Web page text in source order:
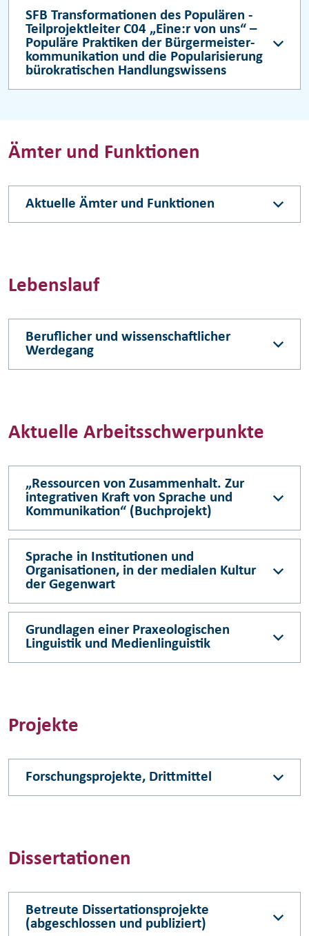
SFB Transformationen des Populären -
Teilprojektleiter C04 „Eine:r von uns“ –
Popu­läre Prak­ti­ken der Bürger­meis­ter­
kom­mu­ni­ka­tion und die Popu­la­ri­sie­rung
büro­kra­ti­schen Hand­lungs­wis­sens
Ämter und Funktionen
Aktuelle Ämter und Funktionen
Lebenslauf
Beruflicher und wissenschaftlicher
Werdegang
Aktuelle Arbeitsschwerpunkte
„Ressourcen von Zusammenhalt. Zur
integrativen Kraft von Sprache und
Kommunikation“ (Buchprojekt)
Sprache in Institutionen und
Organisationen, in der medialen Kultur
der Gegenwart
Grundlagen einer Praxeologischen
Linguistik und Medienlinguistik
Projekte
Forschungsprojekte, Drittmittel
Dissertationen
Betreute Dissertationsprojekte
(abgeschlossen und publiziert)